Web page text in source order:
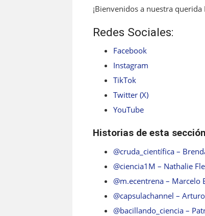
¡Bienvenidos a nuestra querida
Redes Sociales:
Facebook
Instagram
TikTok
Twitter (X)
YouTube
Historias de esta
@cruda_científica –
@ciencia1M – Nathalie
@m.ecentrena – Marcelo
@capsulachannel –
@bacillando_ciencia –